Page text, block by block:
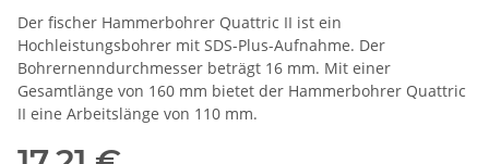
Der fischer Hammerbohrer Quattric II ist ein
Hochleistungsbohrer mit SDS-Plus-Aufnahme. Der
Bohrernenndurchmesser beträgt 16 mm. Mit einer
Gesamtlänge von 160 mm bietet der Hammerbohrer Quattric
II eine Arbeitslänge von 110 mm.